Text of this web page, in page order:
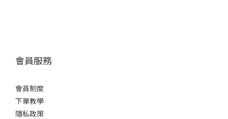
會員服務
會員制度
下單教學
隱私政策